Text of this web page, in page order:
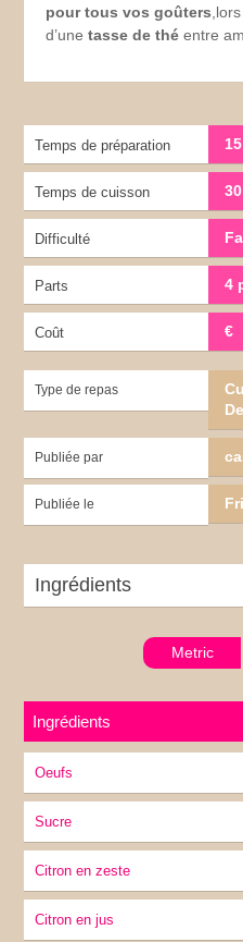
pour tous vos goûters
d’unetasse de thé entre
Temps de préparation
Temps de cuisson
Difficulté
Parts 4
Coût €
Type de repas
Publiée par
Publiée le
Ingrédients
Metric
Ingrédients
Oeufs
Sucre
citron en zeste
citron en jus